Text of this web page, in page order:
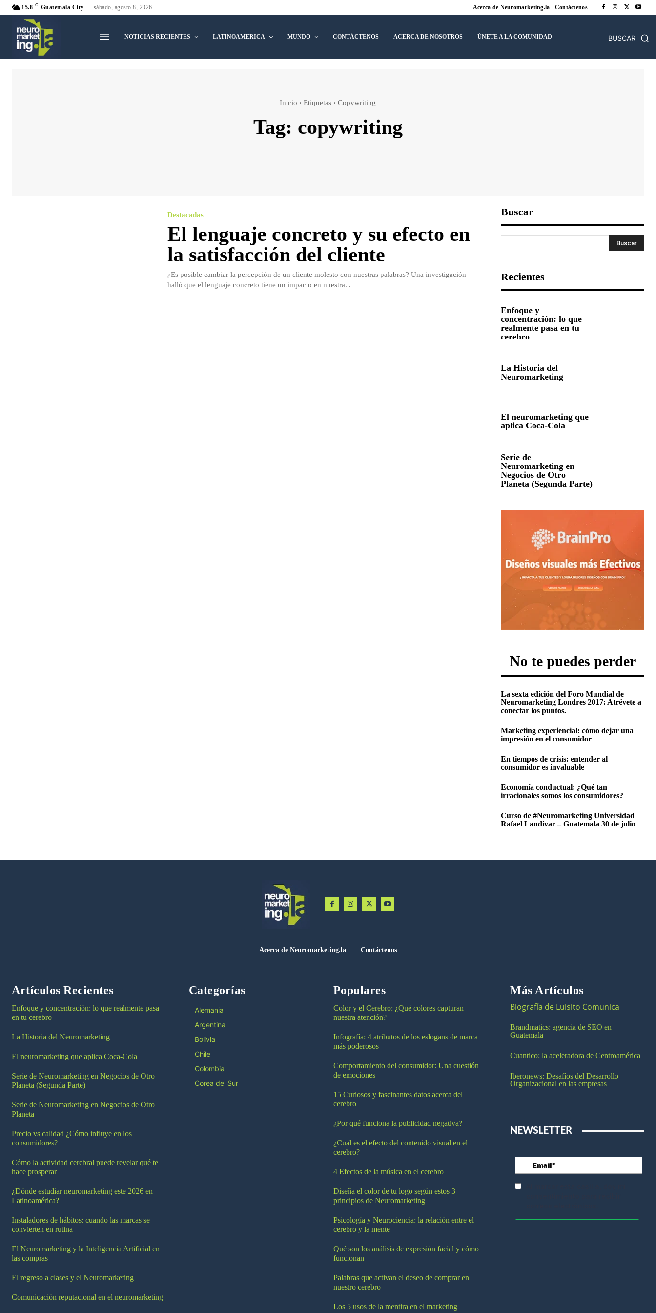
15.8 C Guatemala City sábado, agosto 8, 2026 Acerca de Neuromarketing.la Contáctenos
NOTICIAS RECIENTES LATINOAMERICA MUNDO CONTÁCTENOS ACERCA DE NOSOTROS ÚNETE A LA COMUNIDAD BUSCAR
Inicio Etiquetas Copywriting
Tag: copywriting
Destacadas
El lenguaje concreto y su efecto en
la satisfacción del cliente
¿Es posible cambiar la percepción de un cliente molesto con nuestras palabras? Una investigación
halló que el lenguaje concreto tiene un impacto en nuestra...
Buscar
Buscar
Recientes
Enfoque y
concentración: lo que
realmente pasa en tu
cerebro
La Historia del
Neuromarketing
El neuromarketing que
aplica Coca-Cola
Serie de
Neuromarketing en
Negocios de Otro
Planeta (Segunda Parte)
No te puedes perder
La sexta edición del Foro Mundial de
Neuromarketing Londres 2017: Atrévete a
conectar los puntos.
Marketing experiencial: cómo dejar una
impresión en el consumidor
En tiempos de crisis: entender al
consumidor es invaluable
Economía conductual: ¿Qué tan
irracionales somos los consumidores?
Curso de #Neuromarketing Universidad
Rafael Landivar – Guatemala 30 de julio
Acerca de Neuromarketing.la Contáctenos
Artículos Recientes
Enfoque y concentración: lo que realmente pasa
en tu cerebro
La Historia del Neuromarketing
El neuromarketing que aplica Coca-Cola
Serie de Neuromarketing en Negocios de Otro
Planeta (Segunda Parte)
Serie de Neuromarketing en Negocios de Otro
Planeta
Precio vs calidad ¿Cómo influye en los
consumidores?
Cómo la actividad cerebral puede revelar qué te
hace prosperar
¿Dónde estudiar neuromarketing este 2026 en
Latinoamérica?
Instaladores de hábitos: cuando las marcas se
convierten en rutina
El Neuromarketing y la Inteligencia Artificial en
las compras
El regreso a clases y el Neuromarketing
Comunicación reputacional en el neuromarketing
Categorías
Alemania
Argentina
Bolivia
Chile
Colombia
Corea del Sur
Populares
Color y el Cerebro: ¿Qué colores capturan
nuestra atención?
Infografía: 4 atributos de los eslogans de marca
más poderosos
Comportamiento del consumidor: Una cuestión
de emociones
15 Curiosos y fascinantes datos acerca del
cerebro
¿Por qué funciona la publicidad negativa?
¿Cuál es el efecto del contenido visual en el
cerebro?
4 Efectos de la música en el cerebro
Diseña el color de tu logo según estos 3
principios de Neuromarketing
Psicología y Neurociencia: la relación entre el
cerebro y la mente
Qué son los análisis de expresión facial y cómo
funcionan
Palabras que activan el deseo de comprar en
nuestro cerebro
Los 5 usos de la mentira en el marketing
Más Artículos
Biografía de Luisito Comunica
Brandmatics: agencia de SEO en
Guatemala
Cuantico: la aceleradora de Centroamérica
Iberonews: Desafíos del Desarrollo
Organizacional en las empresas
NEWSLETTER